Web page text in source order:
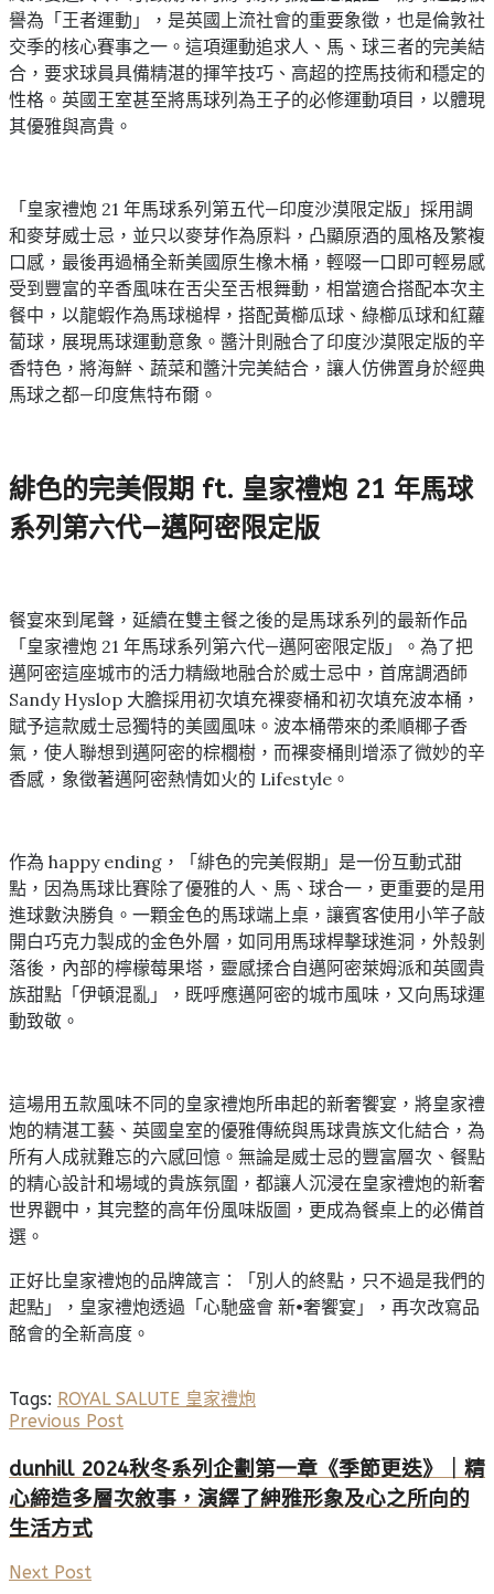
譽為「王者運動」，是英國上流社會的重要象徵，也是倫敦社
交季的核心賽事之一。這項運動追求人、馬、球三者的完美結
合，要求球員具備精湛的揮竿技巧、高超的控馬技術和穩定的
性格。英國王室甚至將馬球列為王子的必修運動項目，以體現
其優雅與高貴。
「皇家禮炮 21 年馬球系列第五代—印度沙漠限定版」採用調
和麥芽威士忌，並只以麥芽作為原料，凸顯原酒的風格及繁複
口感，最後再過桶全新美國原生橡木桶，輕啜一口即可輕易感
受到豐富的辛香風味在舌尖至舌根舞動，相當適合搭配本次主
餐中，以龍蝦作為馬球槌桿，搭配黃櫛瓜球、綠櫛瓜球和紅蘿
蔔球，展現馬球運動意象。醬汁則融合了印度沙漠限定版的辛
香特色，將海鮮、蔬菜和醬汁完美結合，讓人仿佛置身於經典
馬球之都—印度焦特布爾。
緋色的完美假期 ft. 皇家禮炮 21 年馬球
系列第六代—邁阿密限定版
餐宴來到尾聲，延續在雙主餐之後的是馬球系列的最新作品
「皇家禮炮 21 年馬球系列第六代—邁阿密限定版」。為了把
邁阿密這座城市的活力精緻地融合於威士忌中，首席調酒師
Sandy Hyslop 大膽採用初次填充裸麥桶和初次填充波本桶，
賦予這款威士忌獨特的美國風味。波本桶帶來的柔順椰子香
氣，使人聯想到邁阿密的棕櫚樹，而裸麥桶則增添了微妙的辛
香感，象徵著邁阿密熱情如火的 Lifestyle。
作為 happy ending，「緋色的完美假期」是一份互動式甜
點，因為馬球比賽除了優雅的人、馬、球合一，更重要的是用
進球數決勝負。一顆金色的馬球端上桌，讓賓客使用小竿子敲
開白巧克力製成的金色外層，如同用馬球桿擊球進洞，外殼剝
落後，內部的檸檬莓果塔，靈感揉合自邁阿密萊姆派和英國貴
族甜點「伊頓混亂」，既呼應邁阿密的城市風味，又向馬球運
動致敬。
這場用五款風味不同的皇家禮炮所串起的新奢饗宴，將皇家禮
炮的精湛工藝、英國皇室的優雅傳統與馬球貴族文化結合，為
所有人成就難忘的六感回憶。無論是威士忌的豐富層次、餐點
的精心設計和場域的貴族氛圍，都讓人沉浸在皇家禮炮的新奢
世界觀中，其完整的高年份風味版圖，更成為餐桌上的必備首
選。
正好比皇家禮炮的品牌箴言：「別人的終點，只不過是我們的
起點」，皇家禮炮透過「心馳盛會 新•奢饗宴」，再次改寫品
酩會的全新高度。
Tags: ROYAL SALUTE 皇家禮炮
Previous Post
dunhill 2024秋冬系列企劃第一章《季節更迭》｜精
心締造多層次敘事，演繹了紳雅形象及心之所向的
生活方式
Next Post